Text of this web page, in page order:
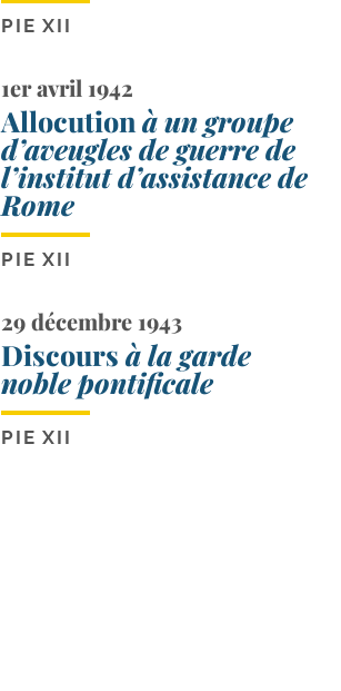
PIE XII
1er avril 1942
Allocution à un groupe
d’aveugles de guerre de
l’institut d’assistance de
Rome
PIE XII
29 décembre 1943
Discours à la garde
noble pontificale
PIE XII